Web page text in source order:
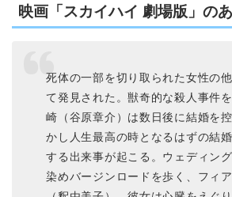
映画「スカイハイ 劇場版」の
死体の一部を切り取られた女性の
て発見された。獣奇的な殺人事件
崎（谷原章介）は数日後に結婚を
かし人生最高の時となるはずの結
する出来事が起こる。ウェディン
染めバージンロードを歩く、フィ